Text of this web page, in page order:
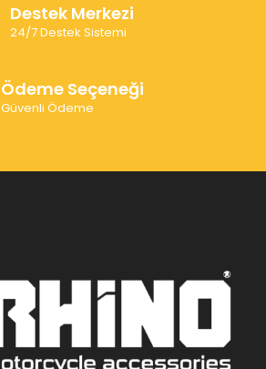
Destek Merkezi
24/7 Destek Sistemi
Ödeme Seçeneği
Güvenli Ödeme